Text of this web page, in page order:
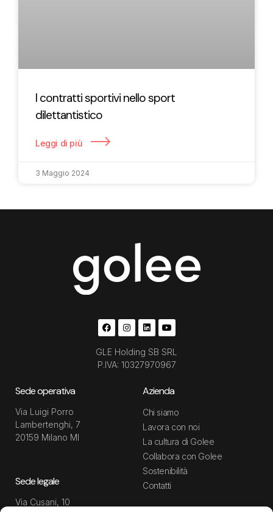
I contratti sportivi nello sport
dilettantistico
Leggi di più
3 Maggio 2024
GLE Holding SB SRL
P.IVA: 10327970967
Sede operativa
Via Luigi Porro
Lambertenghi, 7
20159 Milano MI
Sede legale
Via Cusani, 10
Azienda
Chi siamo
Lavora con noi
La cultura di Golee
Collabora con Golee
Sostenibilità
Contatti